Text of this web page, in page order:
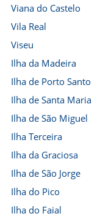
Viana do Castelo
Vila Real
Viseu
Ilha da Madeira
Ilha de Porto Santo
Ilha de Santa Maria
Ilha de São Miguel
Ilha Terceira
Ilha da Graciosa
Ilha de São Jorge
Ilha do Pico
Ilha do Faial